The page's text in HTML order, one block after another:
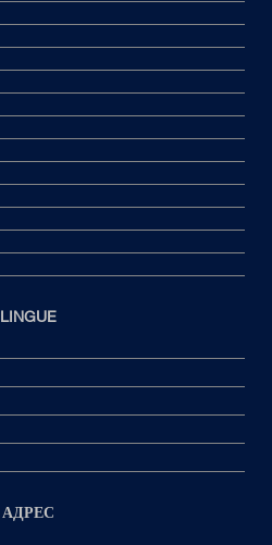
LINGUE
АДРЕС